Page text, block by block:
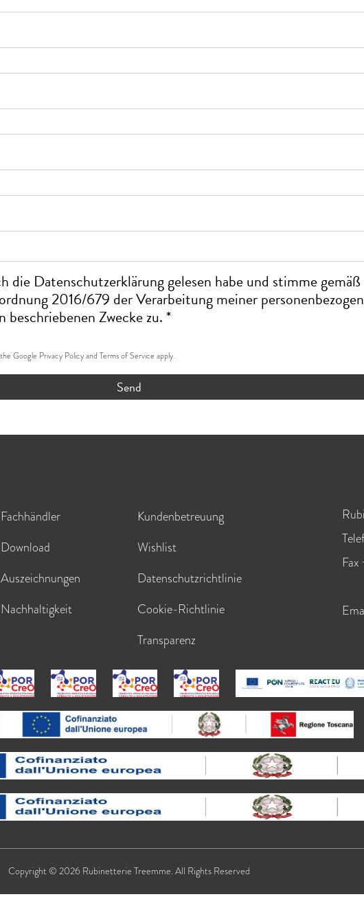
die Datenschutzerklärunggelesen habe und stimme
2016/679 der Verarbeitung meiner
beschriebenen Zwecke zu. *
Google Privacy PolicyandTerms of Service apply.
Send
Fachhändler
Download
Auszeichnungen
Nachhaltigkeit
Kundenbetreuung
Wishlist
Datenschutzrichtlinie
Cookie-Richtlinie
Transparenz
Copyright © 2026 Rubinetterie Treemme. All Rights Reserved